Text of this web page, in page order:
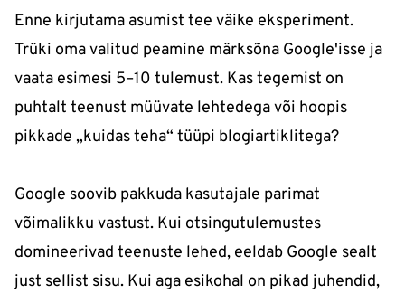
Enne kirjutama asumist tee väike eksperiment.
Trüki oma valitud peamine märksõna Google'isse ja
vaata esimesi 5–10 tulemust. Kas tegemist on
puhtalt teenust müüvate lehtedega või hoopis
pikkade „kuidas teha“ tüüpi blogiartiklitega?
Google soovib pakkuda kasutajale parimat
võimalikku vastust. Kui otsingutulemustes
domineerivad teenuste lehed, eeldab Google sealt
just sellist sisu. Kui aga esikohal on pikad juhendid,